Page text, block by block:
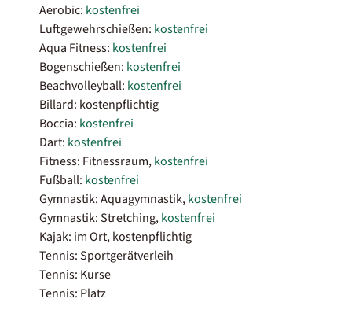
Aerobic: kostenfrei
Luftgewehrschießen: kostenfrei
Aqua Fitness: kostenfrei
Bogenschießen: kostenfrei
Beachvolleyball: kostenfrei
Billard: kostenpflichtig
Boccia: kostenfrei
Dart: kostenfrei
Fitness: Fitnessraum,kostenfrei
Fußball: kostenfrei
Gymnastik: Aquagymnastik,kostenfrei
Gymnastik: Stretching,kostenfrei
Kajak: im Ort, kostenpflichtig
Tennis: Sportgerätverleih
Tennis: Kurse
Tennis: Platz